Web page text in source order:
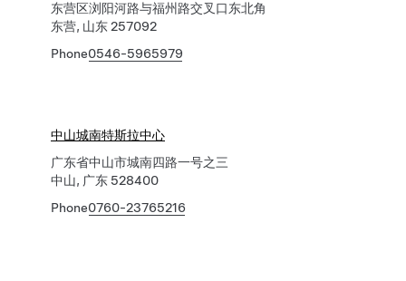
东营区浏阳河路与福州路交叉口东北角
东营, 山东 257092
Phone0546-5965979
中山城南特斯拉中心
广东省中山市城南四路一号之三
中山, 广东 528400
Phone0760-23765216